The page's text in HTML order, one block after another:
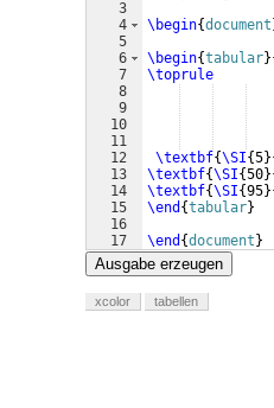
3
4
5
6
7
8
9
10
11
12
13
14
15
16
17
\begin{document
\begin{tabular}
\toprule
\textbf{\SI{5}
\textbf{\SI{50}
\textbf{\SI{95}
\end {tabular}
\end {document }
Ausgabe erzeugen
xcolor tabellen